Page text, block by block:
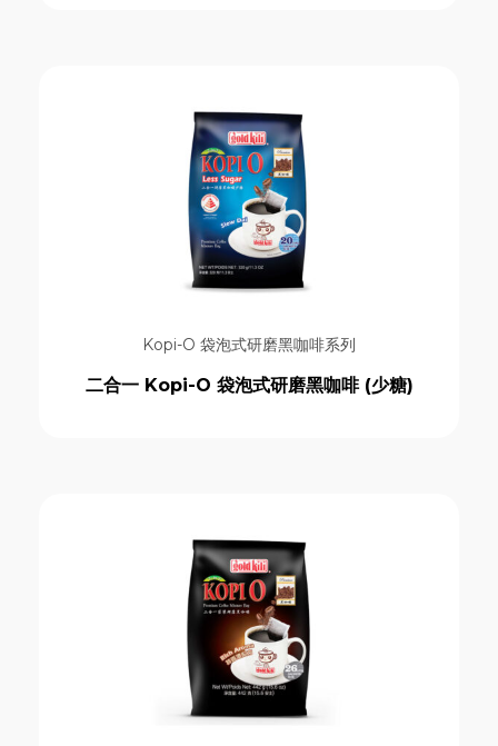
Kopi-O 袋泡式研磨黑咖啡系列
二合一 Kopi-O 袋泡式研磨黑咖啡 (少糖)